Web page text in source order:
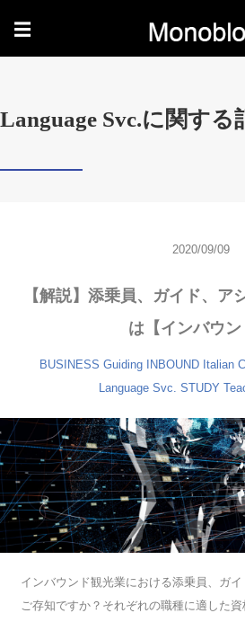
☰
Language Svc.に関する
2020/09/09
【解説】添乗員、ガイド、ア
は【インバウン
BUSINESS Guiding INBOUND Italian
Language Svc. STUDY
インバウンド観光業における添乗員、ガ
ご存知ですか？それぞれの職種に適した